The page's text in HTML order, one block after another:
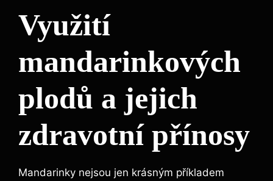
Využití
mandarinkových
plodů a jejich
zdravotní přínosy
Mandarinky nejsou jen krásným příkladem